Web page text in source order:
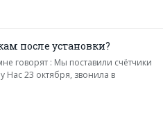
после установки?
говорят : Мы поставили счётчики
Нас 23 октября, звонила в